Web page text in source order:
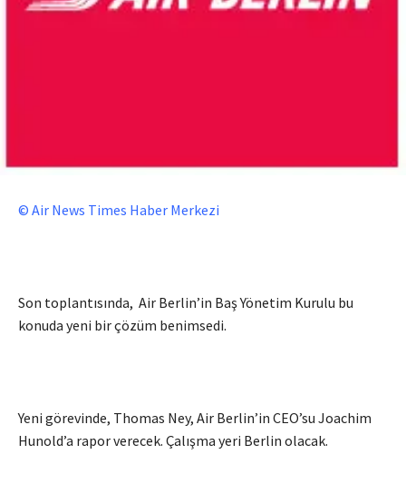
© Air News Times Haber Merkezi
Son toplantısında, Air Berlin’in Baş Yönetim Kurulu bu
konuda yeni bir çözüm benimsedi.
Yeni görevinde, Thomas Ney, Air Berlin’in CEO’su Joachim
Hunold’a rapor verecek. Çalışma yeri Berlin olacak.